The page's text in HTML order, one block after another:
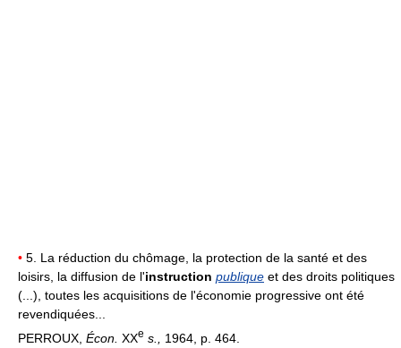
• 5. La réduction du chômage, la protection de la santé et des
loisirs, la diffusion de l'instruction publique et des droits politiques
(...), toutes les acquisitions de l'économie progressive ont été
revendiquées...
PERROUX, Écon. XXe s.
1964, p. 464.